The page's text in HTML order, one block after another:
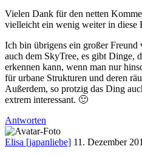
Vielen Dank für den netten
vielleicht ein wenig weiter in diese
Ich bin übrigens ein großer Freund
auch dem SkyTree, es gibt Dinge,
erkennen kann, wenn man nur
für urbane Strukturen und deren
Außerdem, so protzig das Ding
extrem interessant. 🙂
Antworten
Elisa [japanliebe] 11. Dezember